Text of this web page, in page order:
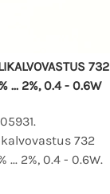
732
... 2%, 0.4 - 0.6W
732
... 2%, 0.4 - 0.6W.